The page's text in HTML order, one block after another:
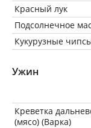
Красный лук
Подсолнечное
Кукурузные
Ужин
Креветка
(мясо) (Варка)